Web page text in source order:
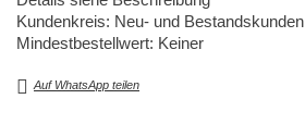
Kundenkreis: Neu- und Bestandskunden
Mindestbestellwert: Keiner
Auf WhatsApp teilen